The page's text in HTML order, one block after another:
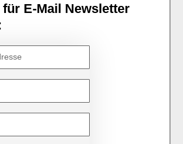
E-Mail Newsletter